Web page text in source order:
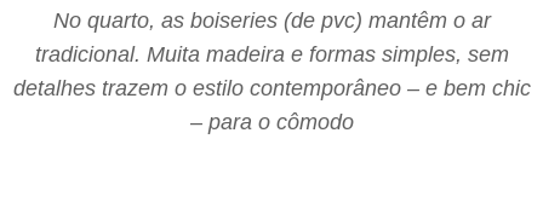
No quarto, as boiseries (de pvc) mantêm o ar
tradicional. Muita madeira e formas simples, sem
detalhes trazem o estilo contemporâneo – e bem chic
– para o cômodo